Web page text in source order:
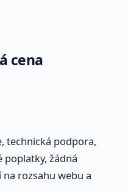
cena
technická podpora,
poplatky, žádná
rozsahu webu a